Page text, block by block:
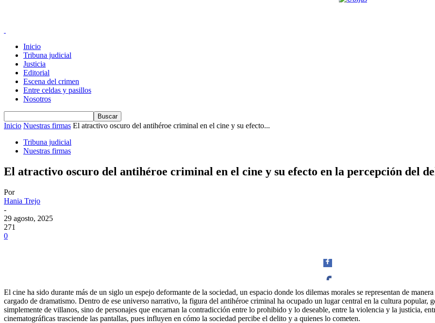
Inicio
Tribuna judicial
Justicia
Editorial
Escena del crimen
Entre celdas y pasillos
Nosotros
Inicio Nuestras firmas El atractivo oscuro del antihéroe criminal en el cine y su efecto...
Tribuna judicial
Nuestras firmas
El atractivo oscuro del antihéroe criminal en el cine y su efecto en la percepción del
Por
Hania Trejo
-
29 agosto, 2025
271
0
Facebook
El cine ha sido durante más de un siglo un espejo deformante de la sociedad, un espacio donde los dilemas morales se representan de
cargado de dramatismo. Dentro de ese universo narrativo, la figura del antihéroe criminal ha ocupado un lugar central en la cultura popular,
simplemente de villanos, sino de personajes que encarnan la contradicción entre lo prohibido y lo deseable, entre la violencia y la justicia,
cinematográficas trasciende las pantallas, pues influyen en cómo la sociedad percibe el delito y a quienes lo cometen.